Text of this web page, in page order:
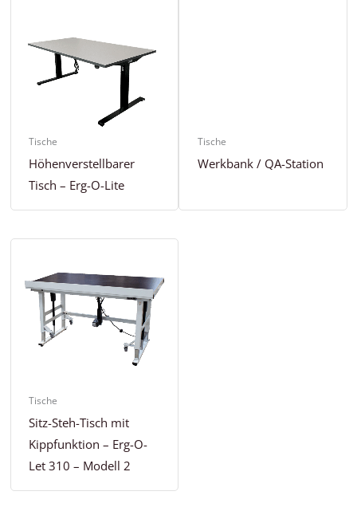
Tische
Höhenverstellbarer
Tisch – Erg-O-Lite
Tische
Werkbank / QA-Station
Tische
Sitz-Steh-Tisch mit
Kippfunktion – Erg-O-
Let 310 – Modell 2